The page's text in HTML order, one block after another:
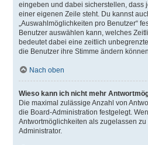
eingeben und dabei sicherstellen, dass
einer eigenen Zeile steht. Du kannst
„Auswahlmöglichkeiten pro Benutzer“
Benutzer auswählen kann, welches
bedeutet dabei eine zeitlich
die Benutzer ihre Stimme ändern
Nach oben
Wieso kann ich nicht mehr
Die maximal zulässige Anzahl von
die Board-Administration festgelegt.
Antwortmöglichkeiten als zugelassen
Administrator.